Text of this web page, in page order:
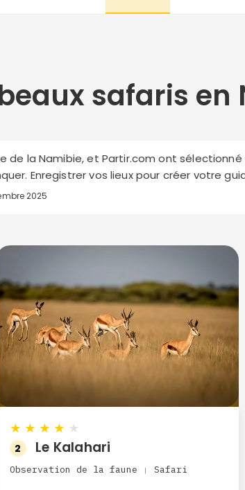
safaris en
de la Namibie, et Partir.com ont
Enregistrer vos lieux pour créer votre
2025
★ ★ ★ ★ ★
2 Le Kalahari
Observation de la faune | Safari